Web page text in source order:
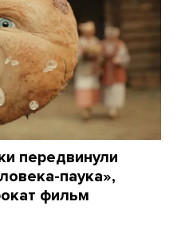
передвинули
паука»,
фильм